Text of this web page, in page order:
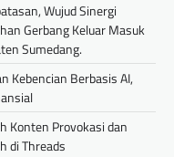
Wujud Sinergi
Gerbang Keluar Masuk
Sumedang.
Kebencian Berbasis AI,
Konten Provokasi dan
di Threads